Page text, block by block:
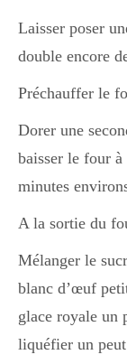
Laisser poser
double encore
Préchauffer le
Dorer une
baisser le four
minutes
A la sortie du
Mélanger le
blanc d’œuf
glace royale un
liquéfier un